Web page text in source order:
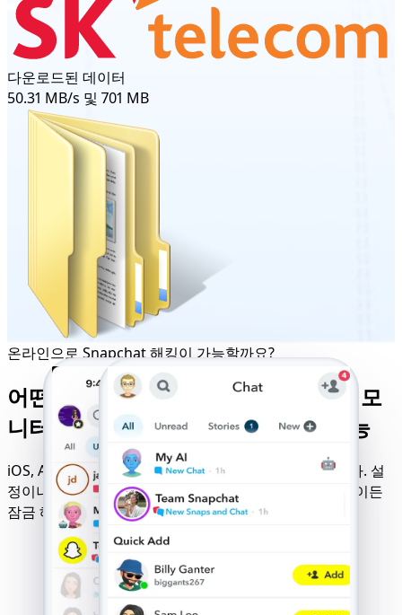
다운로드된 데이터
50.31 MB/s 및 701 MB
온라인으로 Snapchat 해킹이 가능할까요?
어떤 기기에서든 보장되는 Snapchat 모
니터링 - 앱 설치나 확인 없이 이용 가능
iOS, Android, Windows, Mac에서 완벽하게 작동합니다. 설
정이나 다운로드 없이 실행만 하면 어떤 Snapchat 계정이든
잠금 해제할 수 있습니다.